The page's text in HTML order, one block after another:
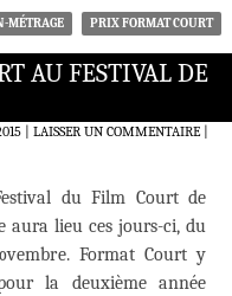
MÉTRAGE PRIX FORMAT COURT
AU FESTIVAL DE
LAISSER UN COMMENTAIRE|
du Film Court de
aura lieu ces jours-ci, du
Format Court y
la deuxième année